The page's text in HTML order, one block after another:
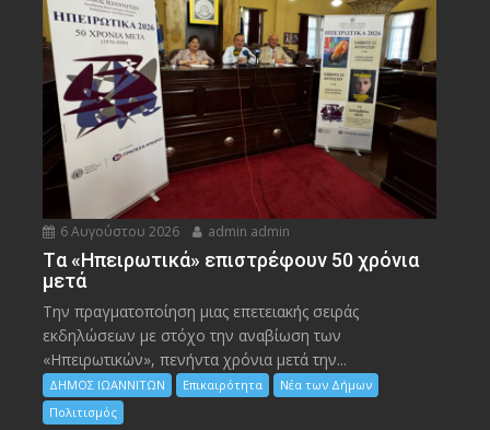
6 Αυγούστου 2026 admin admin
Tα «Ηπειρωτικά» επιστρέφουν 50 χρόνια
μετά
Την πραγματοποίηση μιας επετειακής σειράς
εκδηλώσεων με στόχο την αναβίωση των
«Ηπειρωτικών», πενήντα χρόνια μετά την...
ΔΗΜΟΣ ΙΩΑΝΝΙΤΩΝ Επικαιρότητα
Νέα των Δήμων
Πολιτισμός